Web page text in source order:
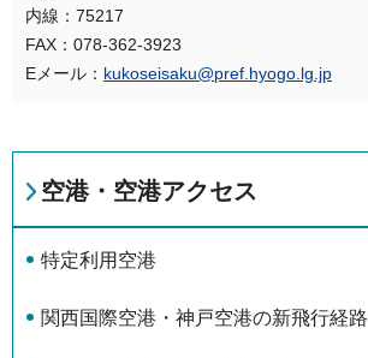
内線：75217
FAX：078-362-3923
Eメール： kukoseisaku@pref.hyogo.lg.jp
空港・空港アクセス
特定利用空港
関西国際空港・神戸空港の新飛行経路